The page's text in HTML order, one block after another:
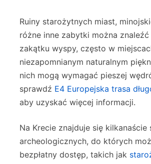
Ruiny starożytnych miast,
różne inne zabytki można
zakątku wyspy, często w
niezapomnianym naturalnym
nich mogą wymagać pieszej
sprawdź E4 Europejska trasa
aby uzyskać więcej informacji.
Na Krecie znajduje się kilkanaście
archeologicznych, do których
bezpłatny dostęp, takich jak